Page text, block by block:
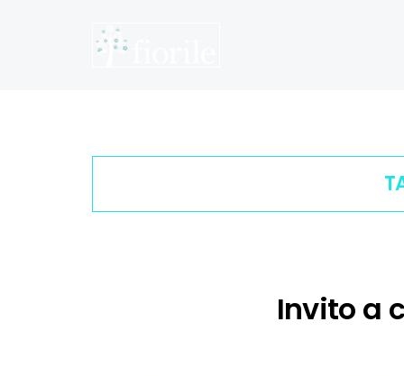
Invito a